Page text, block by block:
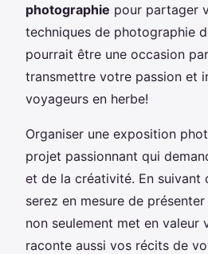
photographie pour partager
techniques de photographie
pourrait être une occasion
transmettre votre passion et
voyageurs en herbe!
Organiser une exposition
projet passionnant qui
et de la créativité. En suivant
serez en mesure de
non seulement met en valeur
raconte aussi vos récits de